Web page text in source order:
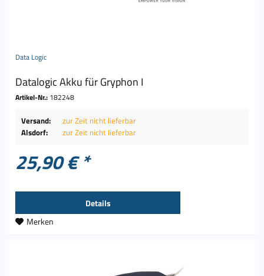
Data Logic
Datalogic Akku für Gryphon I
Artikel-Nr.: 182248
Versand:
zur Zeit nicht lieferbar
Alsdorf:
zur Zeit nicht lieferbar
25,90 € *
Details
Merken